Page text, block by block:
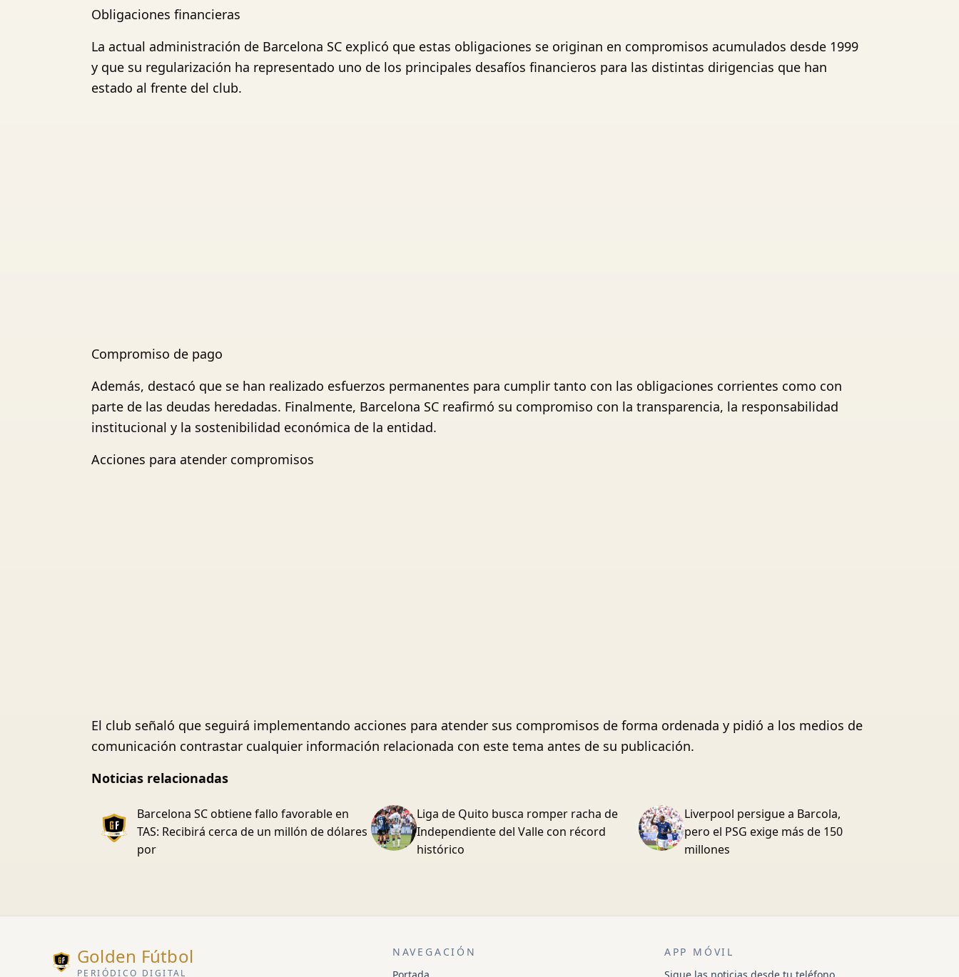
Obligaciones financieras
La actual administración de Barcelona SC explicó que estas obligaciones se originan en compromisos acumulados desde 1999
y que su regularización ha representado uno de los principales desafíos financieros para las distintas dirigencias que han
estado al frente del club.
Compromiso de pago
Además, destacó que se han realizado esfuerzos permanentes para cumplir tanto con las obligaciones corrientes como con
parte de las deudas heredadas. Finalmente, Barcelona SC reafirmó su compromiso con la transparencia, la responsabilidad
institucional y la sostenibilidad económica de la entidad.
Acciones para atender compromisos
El club señaló que seguirá implementando acciones para atender sus compromisos de forma ordenada y pidió a los medios de
comunicación contrastar cualquier información relacionada con este tema antes de su publicación.
Noticias relacionadas
Barcelona SC obtiene fallo favorable en
TAS: Recibirá cerca de un millón de dólares
por
Liga de Quito busca romper racha de
Independiente del Valle con récord
histórico
Liverpool persigue a Barcola,
pero el PSG exige más de 150
millones
Golden Fútbol
PERIÓDICO DIGITAL
NAVEGACIÓN
APP MÓVIL